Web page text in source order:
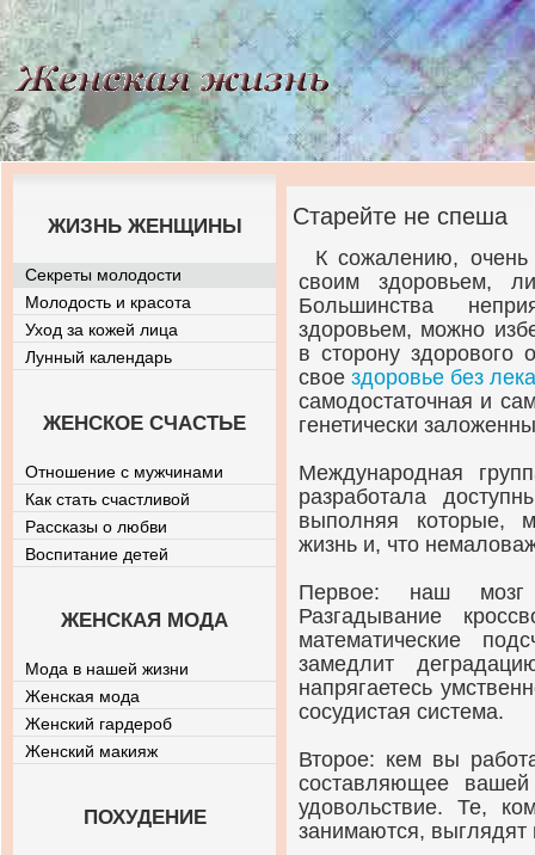
Старейте не спеша
К сожалению,
своим здоровьем,
Большинства
здоровьем, можно
в сторону здорового
свое здоровье без
самодостаточная и
генетически
Международная
разработала
выполняя которые,
жизнь и, что
Первое: наш мозг
Разгадывание
математические
замедлит
напрягаетесь
сосудистая система.
Второе: кем вы
составляющее
удовольствие. Те,
занимаются, выглядят
ЖИЗНЬ ЖЕНЩИНЫ
Секреты молодости
Молодость и красота
Уход за кожей лица
Лунный календарь
ЖЕНСКОЕ СЧАСТЬЕ
Отношение с мужчинами
Как стать счастливой
Рассказы о любви
Воспитание детей
ЖЕНСКАЯ МОДА
Мода в нашей жизни
Женская мода
Женский гардероб
Женский макияж
ПОХУДЕНИЕ